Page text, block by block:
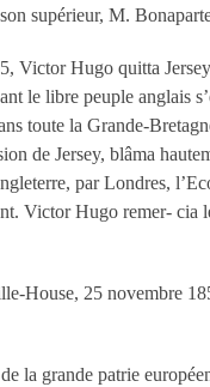
supérieur, M.
Victor Hugo quitta
le libre peuple anglais
toute la Grande-
de Jersey, blâma
par Londres,
Victor Hugo remer- cia
House, 25 novembre
la grande patrie